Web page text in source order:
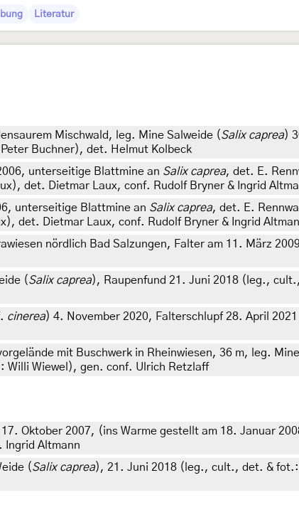
Literatur
Mischwald, leg. Mine Salweide (Salix caprea)
Buchner), det. Helmut Kolbeck
unterseitige Blattmine an Salix caprea, det. E.
det. Dietmar Laux, conf. Rudolf Bryner & Ingrid
unterseitige Blattmine an Salix caprea, det. E.
det. Dietmar Laux, conf. Rudolf Bryner & Ingrid
nördlich Bad Salzungen, Falter am 11. März
(Salix caprea), Raupenfund 21. Juni 2018 (leg.,
cinerea) 4. November 2020, Falterschlupf 28. April
mit Buschwerk in Rheinwiesen, 36 m, leg.
Wiewel), gen. conf. Ulrich Retzlaff
Oktober 2007, (ins Warme gestellt am 18. Januar
Ingrid Altmann
(Salix caprea), 21. Juni 2018 (leg., cult., det. & fot.: